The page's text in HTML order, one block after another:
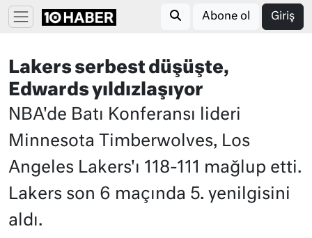
Abone ol Giriş
Lakers serbest düşüşte,
Edwards yıldızlaşıyor
NBA'de Batı Konferansı lideri
Minnesota Timberwolves, Los
Angeles Lakers'ı 118-111 mağlup etti.
Lakers son 6 maçında 5. yenilgisini
aldı.